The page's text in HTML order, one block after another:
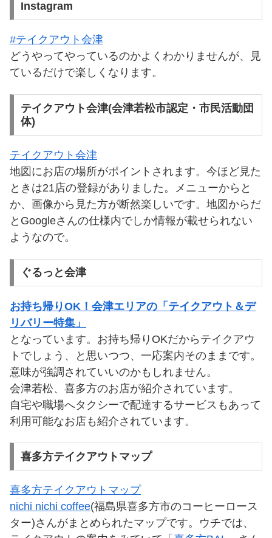
Instagram
#テイクアウト会津
どうやってやっているのかよくわかりませんが、見
ているだけで楽しくなります。
テイクアウト会津(会津若松市認定・市民活動団
体)
テイクアウト会津
地図にお店の場所がポイントされます。今ほど見た
ときは21店の登録がありました。メニューからと
か、画像から見た方が断然楽しいです。地図からだ
とGoogleさんの仕様内でしか情報が載せられない
ようなので。
ぐるっと会津
お持ち帰りOK！会津エリアの「テイクアウト＆デ
リバリー特集」
となっています。お持ち帰りOKだからテイクアウ
トでしょう、と思いつつ、一応案内そのままです。
意味が強調されていいのかもしれません。
会津若松、喜多方のお店が紹介されています。
自宅や職場へタクシーで配達するサービスもあって
利用可能なお店も紹介されています。
喜多方テイクアウトマップ
喜多方テイクアウトマップ
nichi nichi coffee(福島県喜多方市のコーヒーロース
ター)さんがまとめられたマップです。ウチでは、